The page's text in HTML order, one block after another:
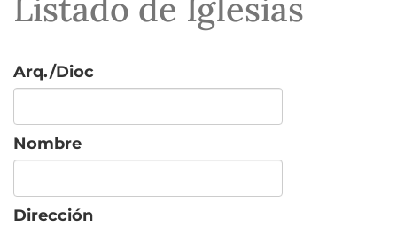
Listado de Iglesias
Arq./Dioc
Nombre
Dirección